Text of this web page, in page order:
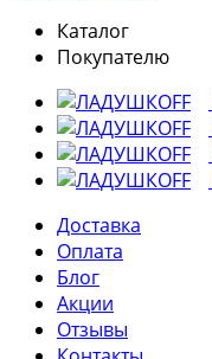
Каталог
Покупателю
Доставка
Оплата
Блог
Акции
Отзывы